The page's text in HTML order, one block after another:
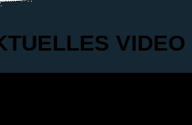
VIDEO